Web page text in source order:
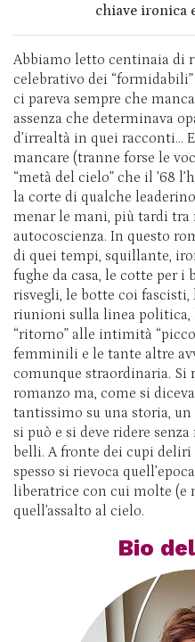
chiave ironica
Abbiamo letto centinaia di
celebrativo dei
ci pareva sempre che
assenza che determinava
d’irrealtà in quei racconti…
mancare (tranne forse le
“metà del cielo” che il ’68
la corte di qualche
menar le mani, più tardi
autocoscienza. In questo
di quei tempi, squillante,
fughe da casa, le cotte per
risvegli, le botte coi fascisti,
riunioni sulla linea politica,
“ritorno” alle intimità
femminili e le tante altre
comunque straordinaria. Si
romanzo ma, come si
tantissimo su una storia,
si può e si deve ridere
belli. A fronte dei cupi
spesso si rievoca
liberatrice con cui molte (e
quell’assalto al cielo.
Bio